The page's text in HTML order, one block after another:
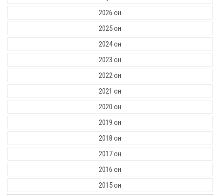
2026 он
2025 он
2024 он
2023 он
2022 он
2021 он
2020 он
2019 он
2018 он
2017 он
2016 он
2015 он